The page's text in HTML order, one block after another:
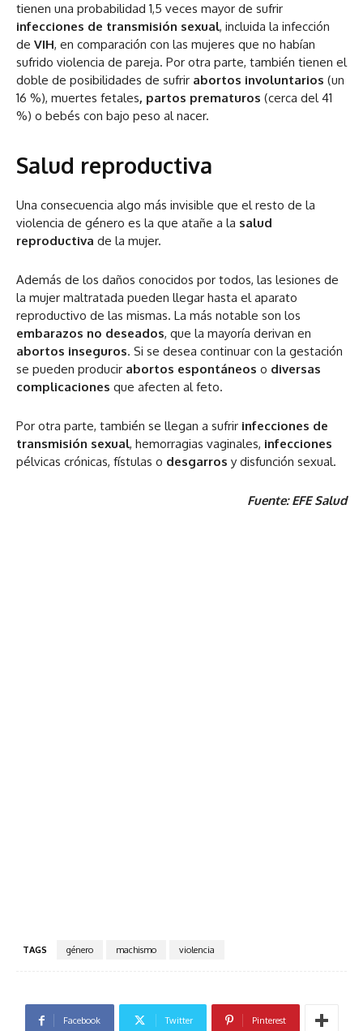
tienen una probabilidad 1,5 veces mayor de sufrir
infecciones de transmisión sexual, incluida la infección
de VIH, en comparación con las mujeres que no habían
sufrido violencia de pareja. Por otra parte, también tienen el
doble de posibilidades de sufrir abortos involuntarios (un
16 %), muertes fetales, partos prematuros (cerca del 41
%) o bebés con bajo peso al nacer.
Salud reproductiva
Una consecuencia algo más invisible que el resto de la
violencia de género es la que atañe a la salud
reproductiva de la mujer.
Además de los daños conocidos por todos, las lesiones de
la mujer maltratada pueden llegar hasta el aparato
reproductivo de las mismas. La más notable son los
embarazos no deseados, que la mayoría derivan en
abortos inseguros. Si se desea continuar con la gestación
se pueden producir abortos espontáneos o diversas
complicaciones que afecten al feto.
Por otra parte, también se llegan a sufrir infecciones de
transmisión sexual, hemorragias vaginales, infecciones
pélvicas crónicas, fístulas o desgarros y disfunción sexual.
Fuente: EFE Salud
TAGS género machismo violencia
Facebook Twitter Pinterest